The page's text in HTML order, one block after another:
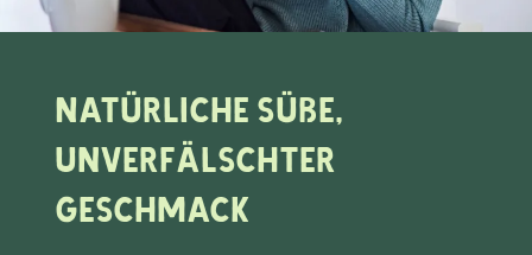
Natürliche Süße,
unverfälschter
Geschmack